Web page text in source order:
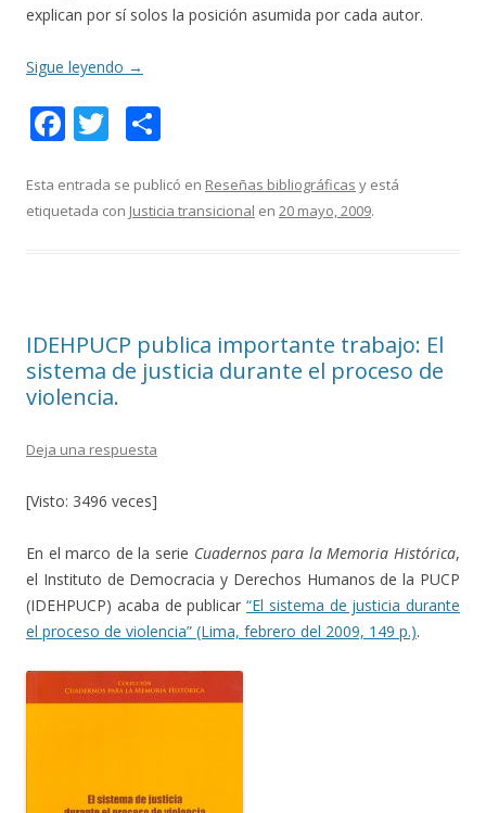
explican por sí solos la posición asumida por cada autor.
Sigue leyendo →
F
e
b
k
T
itt
er
m
p
r
Esta entrada se publicó en Reseñas bibliográficas y está
etiquetada con Justicia transicional en 20 mayo, 2009.
IDEHPUCP publica importante trabajo: El
sistema de justicia durante el proceso de
violencia.
Deja una respuesta
[Visto: 3496 veces]
En el marco de la serie Cuadernos para la Memoria Histórica,
el Instituto de Democracia y Derechos Humanos de la PUCP
(IDEHPUCP) acaba de publicar “El sistema de justicia durante
el proceso de violencia” (Lima, febrero del 2009, 149 p.).